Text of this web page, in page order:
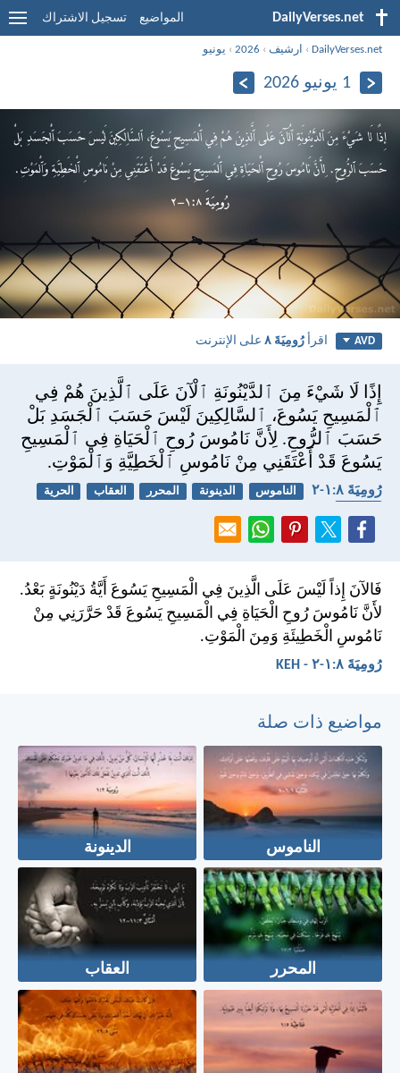
DailyVerses.net المواضيع تسجيل الاشتراك
DailyVerses.net
› ارشيف ›
2026
› يونيو
1 يونيو 2026
AVD اقرأرُومِيَةَ ٨ على الإنترنت
إِذًا لَا شَيْءَ مِنَ ٱلدَّيْنُونَةِ ٱلْآنَ عَلَى ٱلَّذِينَ هُمْ فِي
ٱلْمَسِيحِ يَسُوعَ، ٱلسَّالِكِينَ لَيْسَ حَسَبَ ٱلْجَسَدِ بَلْ
حَسَبَ ٱلرُّوحِ. لِأَنَّ نَامُوسَ رُوحِ ٱلْحَيَاةِ فِي ٱلْمَسِيحِ
يَسُوعَ قَدْ أَعْتَقَنِي مِنْ نَامُوسِ ٱلْخَطِيَّةِ وَٱلْمَوْتِ.
رُومِيَةَ ٨:‏١-‏٢ الناموس الدينونة المحرر العقاب
الحرية
فَالآنَ إِذاً لَيْسَ عَلَى الَّذِينَ فِي الْمَسِيحِ يَسُوعَ أَيَّةُ دَيْنُونَةٍ بَعْدُ.
لأَنَّ نَامُوسَ رُوحِ الْحَيَاةِ فِي الْمَسِيحِ يَسُوعَ قَدْ حَرَّرَنِي مِنْ
نَامُوسِ الْخَطِيئَةِ وَمِنَ الْمَوْتِ.
رُومِيَةَ ٨:‏١-‏٢ - KEH
مواضيع ذات صلة
الناموس الدينونة
المحرر العقاب